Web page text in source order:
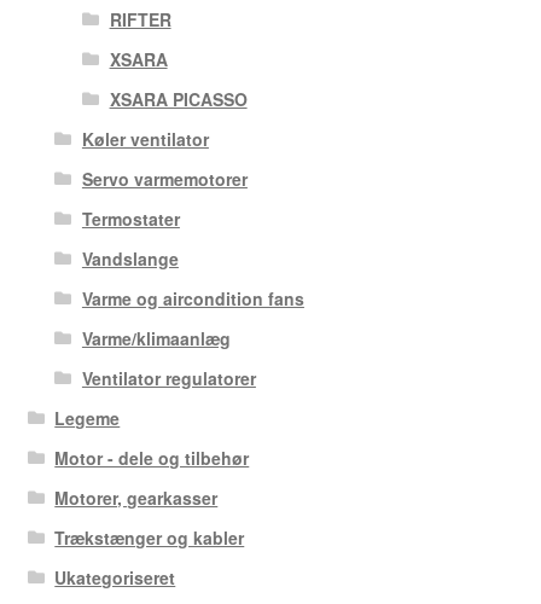
RIFTER
XSARA
XSARA PICASSO
Køler ventilator
Servo varmemotorer
Termostater
Vandslange
Varme og aircondition fans
Varme/klimaanlæg
Ventilator regulatorer
Legeme
Motor - dele og tilbehør
Motorer, gearkasser
Trækstænger og kabler
Ukategoriseret